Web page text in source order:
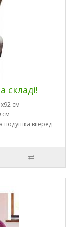
складі!
см
см
подушка вперед